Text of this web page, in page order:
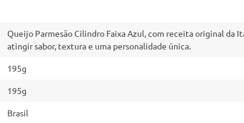
Queijo Parmesão Cilindro Faixa Azul, com receita original da
atingir sabor, textura e uma personalidade única.
195g
195g
Brasil